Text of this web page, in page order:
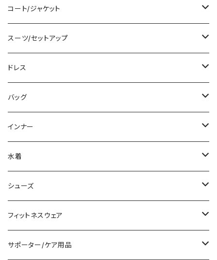
ベアトップ/チューブトップ
カーディガン/ボレロ
ニット/セーター
パーカー
スウェット/トレーナー
その他
ロング/マキシ
袖付き
ノースリーブ
その他
チュニック
クロップド丈
ロング丈
デニム
レギンス
その他
オールインワン
ミニ/ショート
ミディアム/ミモレ
ロング
その他
コート/ジャケット
コート
ジャケット
その他
スーツ/セットアップ
パンツスーツ
スカートスーツ
その他
ドレス
ミニ/ショート
ミディアム/ミモレ
ロング/マキシ
袖付き
ノースリーブ
パンツドレス
バッグ
サブバッグ
クラッチバッグ
フォーマルバッグ
カジュアルバッグ
バックパック
インナー
ブラ/ブラトップ/ベアトップ
ショーツ
タンクトップ/キャミソール
半袖/5分
水着
タンキニ
バンドゥビキニ
ワンピース
シューズ
スニーカー
ブーツ
フィットネスウェア
セット販売
サポーター/ケア用品